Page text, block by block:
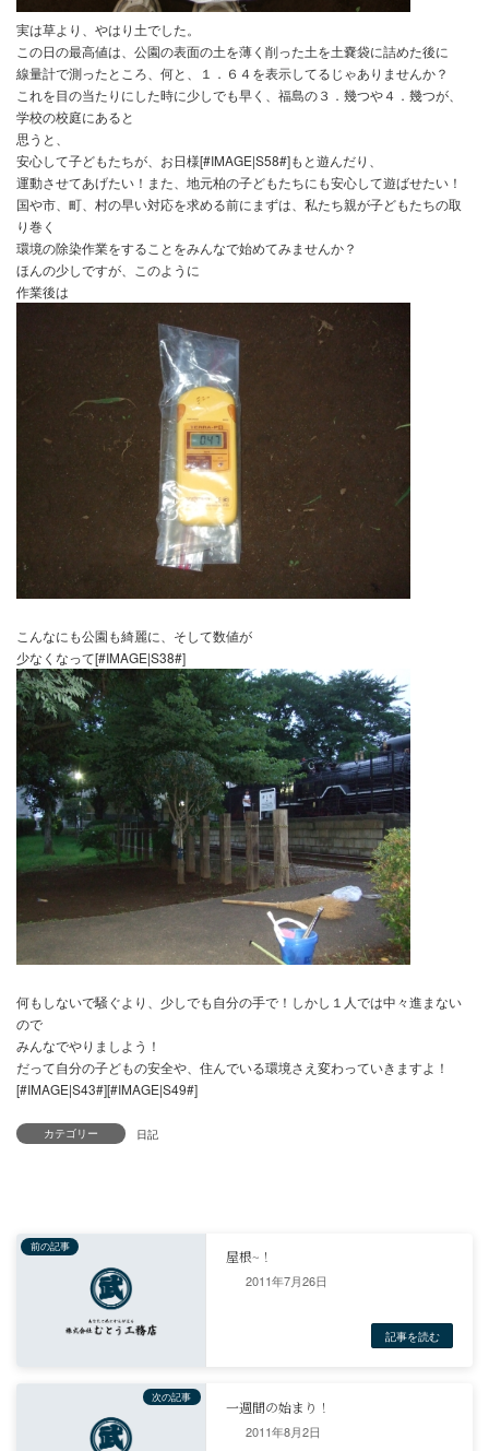
そして、衝撃の事実が！！
実は草より、やはり土でした。
この日の最高値は、公園の表面の土を薄く削った土を土嚢袋に詰め
線量計で測ったところ、何と、１．６４を表示してるじゃありませ
これを目の当たりにした時に少しでも早く、福島の３．幾つや４．
学校の校庭にあると
思うと、
運動させてあげたい！また、地元柏の子どもたちにも安心して遊ば
国や市、町、村の早い対応を求める前にまずは、私たち親が子ども
り巻く
環境の除染作業をすることをみんなで始めてみませんか？
ほんの少しですが、このように
作業後は
カテゴリー
2011年7月26日
2011年8月2日